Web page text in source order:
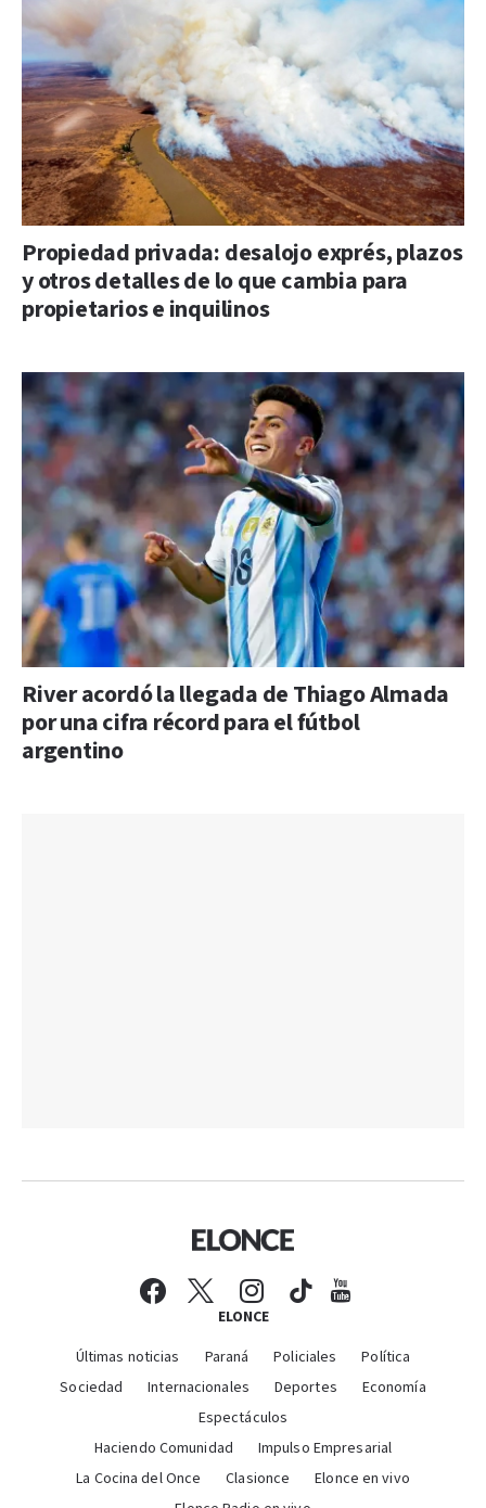
Propiedad privada: desalojo exprés, plazos
y otros detalles de lo que cambia para
propietarios e inquilinos
River acordó la llegada de Thiago Almada
por una cifra récord para el fútbol
argentino
ELONCE
Últimas noticias Paraná Policiales
Política
Sociedad
Internacionales Deportes
Economía
Espectáculos
Haciendo Comunidad
Impulso Empresarial
La Cocina del Once
Clasionce
Elonce en vivo